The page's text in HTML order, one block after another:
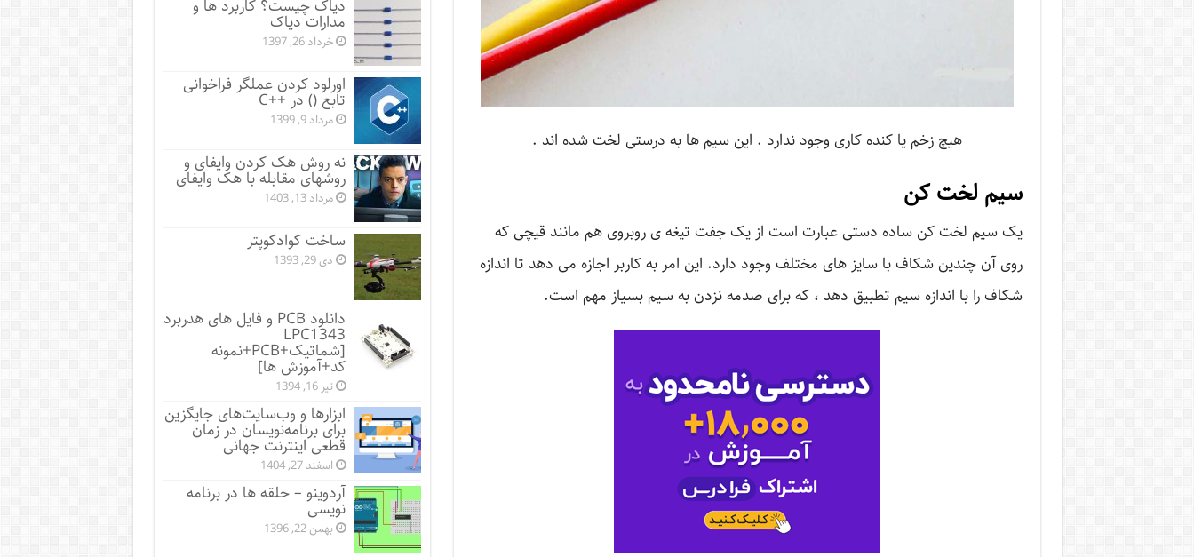
هیچ زخم یا کنده کاری وجود ندارد . این سیم ها به درستی لخت شده اند .
سیم لخت کن
یک سیم لخت کن ساده دستی عبارت است از یک جفت تیغه ی روبروی هم مانند قیچی که
روی آن چندین شکاف با سایز های مختلف وجود دارد. این امر به کاربر اجازه می دهد تا اندازه
شکاف را با اندازه سیم تطبیق دهد ، که برای صدمه نزدن به سیم بسیاز مهم است.
دیاک چیست؟ کاربرد ها و
مدارات دیاک
خرداد 26, 1397
اورلود کردن عملگر فراخوانی
تابع () در ++C
مرداد 9, 1399
نه روش هک کردن وایفای و
روشهای مقابله با هک وایفای
مرداد 13, 1403
ساخت کوادکوپتر
دی 29, 1393
دانلود PCB و فایل های هدربرد
LPC1343
[شماتیک+PCB+نمونه
کد+آموزش ها]
تیر 16, 1394
ابزارها و وب‌سایت‌های جایگزین
برای برنامه‌نویسان در زمان
قطعی اینترنت جهانی
اسفند 27, 1404
آردوینو – حلقه ها در برنامه
نویسی
بهمن 22, 1396